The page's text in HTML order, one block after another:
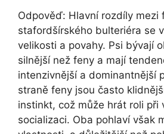
Odpověď: Hlavní rozdíly mezi
stafordšírského bulteriéra se
velikosti a povahy. Psi bývají
silnější než feny a mají
intenzivnější a dominantnější
straně feny jsou často
instinkt, což může hrát roli při
socializaci. Oba pohlaví však